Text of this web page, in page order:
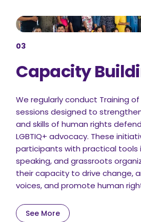
03
Capacity
We regularly conduct Training of
sessions designed to
and skills of human rights
LGBTIQ+ advocacy. These
participants with practical tools
speaking, and grassroots
their capacity to drive change,
voices, and promote human
See More